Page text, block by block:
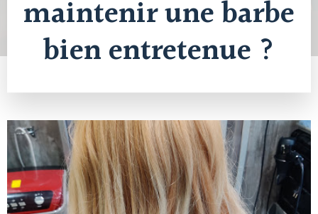
maintenir une barbe
bien entretenue ?